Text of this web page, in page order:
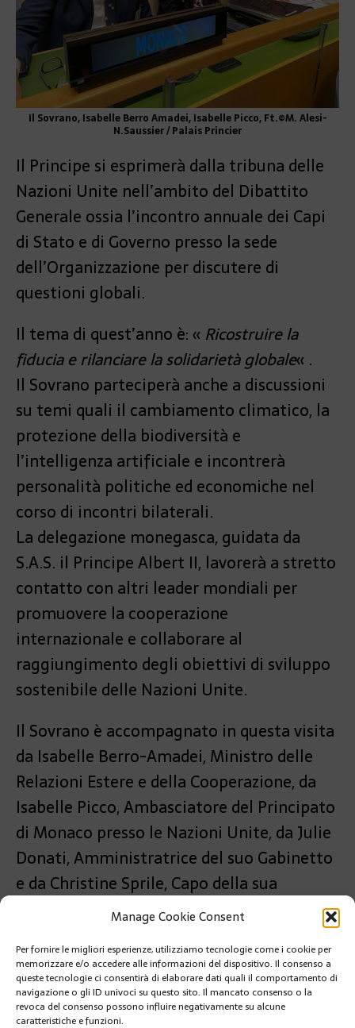
Manage Cookie Consent
Per fornire le migliori esperienze, utilizziamo tecnologie come i cookie per
memorizzare e/o accedere alle informazioni del dispositivo. Il consenso a
queste tecnologie ci consentirà di elaborare dati quali il comportamento di
navigazione o gli ID univoci su questo sito. Il mancato consenso o la
revoca del consenso possono influire negativamente su alcune
caratteristiche e funzioni.
Il Sovrano, Isabelle Berro Amadei, Isabelle Picco, Ft.©M. Alesi-
N.Saussier / Palais Princier
Il Principe si esprimerà dalla tribuna delle
Nazioni Unite nell’ambito del Dibattito
Generale ossia l’incontro annuale dei Capi
di Stato e di Governo presso la sede
dell’Organizzazione per discutere di
questioni globali.
Il tema di quest’anno è: « Ricostruire la
fiducia e rilanciare la solidarietà globale« .
Il Sovrano parteciperà anche a discussioni
su temi quali il cambiamento climatico, la
protezione della biodiversità e
l’intelligenza artificiale e incontrerà
personalità politiche ed economiche nel
corso di incontri bilaterali.
La delegazione monegasca, guidata da
S.A.S. il Principe Albert II, lavorerà a stretto
contatto con altri leader mondiali per
promuovere la cooperazione
internazionale e collaborare al
raggiungimento degli obiettivi di sviluppo
sostenibile delle Nazioni Unite.
Il Sovrano è accompagnato in questa visita
da Isabelle Berro-Amadei, Ministro delle
Relazioni Estere e della Cooperazione, da
Isabelle Picco, Ambasciatore del Principato
di Monaco presso le Nazioni Unite, da Julie
Donati, Amministratrice del suo Gabinetto
e da Christine Sprile, Capo della sua
Segreteria privata.
PRÉCÉDENT
BRIGITTE BOCCONE-PAGES: « MONACO VERSO IL
FUTURO »
SUIVANT